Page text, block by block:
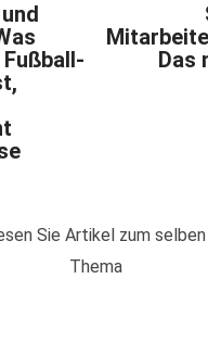
Das
Sie Artikel zum selben
Thema